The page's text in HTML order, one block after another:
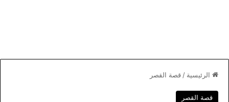
الرئيسية / قصة القصر
قصة القصر